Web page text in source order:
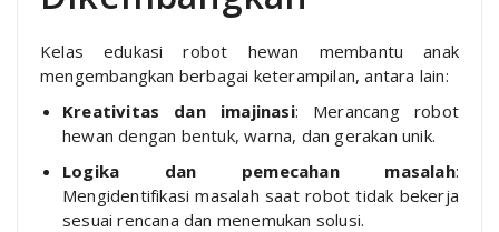
Kelas edukasi robot hewan membantu anak
mengembangkan berbagai keterampilan, antara lain:
Kreativitas dan imajinasi: Merancang robot
hewan dengan bentuk, warna, dan gerakan unik.
Logika dan pemecahan masalah:
Mengidentifikasi masalah saat robot tidak bekerja
sesuai rencana dan menemukan solusi.